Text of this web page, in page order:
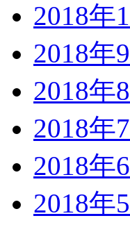
2018年
2018年
2018年
2018年
2018年
2018年